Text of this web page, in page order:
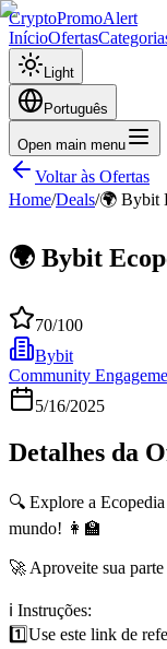
CryptoPromoAlert
InícioOfertas
Light
Português
Open main menu
Voltar às Ofertas
Home/Deals/🌍 Bybit
🌍 Bybit
70/100
Bybit
Community
5/16/2025
Detalhes da
🔍 Explore a
mundo! 👩‍🏫
🚀 Aproveite sua
ℹ️ Instruções:
1️⃣Use este link de